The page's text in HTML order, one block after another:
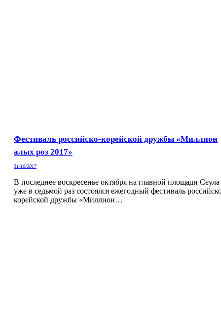
Фестиваль российско-корейской дружбы «Миллион
алых роз 2017»
31/10/2017
В последнее воскресенье октября на главной площади Сеула
уже в седьмой раз состоялся ежегодный фестиваль
корейской дружбы «Миллион…